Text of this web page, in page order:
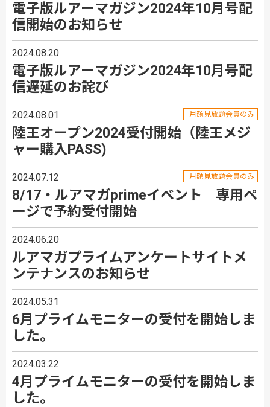
電子版ルアーマガジン2024年10月号配
信開始のお知らせ
2024.08.20
電子版ルアーマガジン2024年10月号配
信遅延のお詫び
2024.08.01 月額見放題会員のみ
陸王オープン2024受付開始（陸王メジ
ャー購入PASS)
2024.07.12 月額見放題会員のみ
8/17・ルアマガprimeイベント 専用ペ
ージで予約受付開始
2024.06.20
ルアマガプライムアンケートサイトメ
ンテナンスのお知らせ
2024.05.31
6月プライムモニターの受付を開始しま
した。
2024.03.22
4月プライムモニターの受付を開始しま
した。